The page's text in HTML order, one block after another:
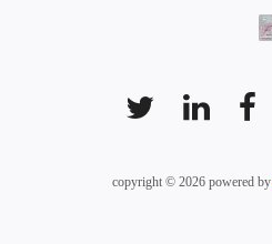
copyright © 2026 powered by